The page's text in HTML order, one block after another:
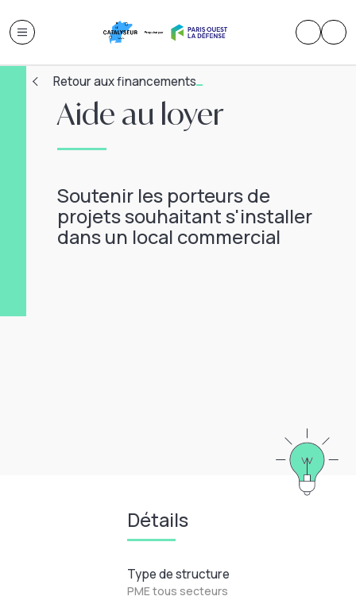
Retour aux financements
Aide au loyer
Soutenir les porteurs de
projets souhaitant s'installer
dans un local commercial
Détails
Type de structure
PME tous secteurs